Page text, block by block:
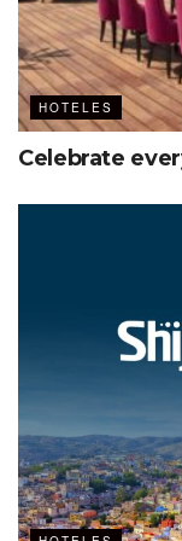
HOTELES
Celebrate